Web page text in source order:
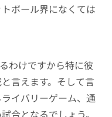
ボール界になくては
わけですから特に彼
言えます。そして言
イバリーゲーム、通
合となるでしょう。